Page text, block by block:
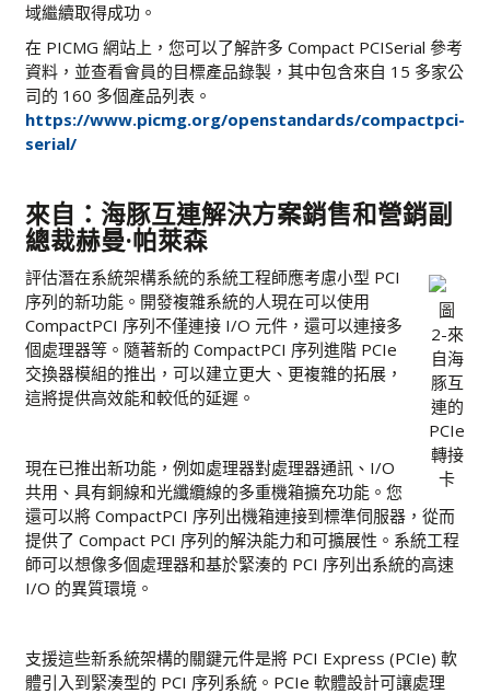
域繼續取得成功。
在 PICMG 網站上，您可以了解許多 Compact PCISerial 參考
資料，並查看會員的目標產品錄製，其中包含來自 15 多家公
司的 160 多個產品列表。
https://www.picmg.org/openstandards/compactpci-
serial/
來自：海豚互連解決方案銷售和營銷副
總裁赫曼·帕萊森
圖
2-來
自海
豚互
連的
PCIe
轉接
卡
評估潛在系統架構系統的系統工程師應考慮小型 PCI
序列的新功能。開發複雜系統的人現在可以使用
CompactPCI 序列不僅連接 I/O 元件，還可以連接多
個處理器等。隨著新的 CompactPCI 序列進階 PCIe
交換器模組的推出，可以建立更大、更複雜的拓展，
這將提供高效能和較低的延遲。
現在已推出新功能，例如處理器對處理器通訊、I/O
共用、具有銅線和光纖纜線的多重機箱擴充功能。您
還可以將 CompactPCI 序列出機箱連接到標準伺服器，從而
提供了 Compact PCI 序列的解決能力和可擴展性。系統工程
師可以想像多個處理器和基於緊湊的 PCI 序列出系統的高速
I/O 的異質環境。
支援這些新系統架構的關鍵元件是將 PCI Express (PCIe) 軟
體引入到緊湊型的 PCI 序列系統。PCIe 軟體設計可讓處理